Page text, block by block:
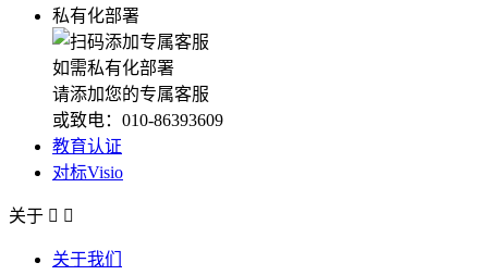
私有化部署
如需私有化部署
请添加您的专属客服
或致电：010-86393609
教育认证
对标Visio
关于  
关于我们